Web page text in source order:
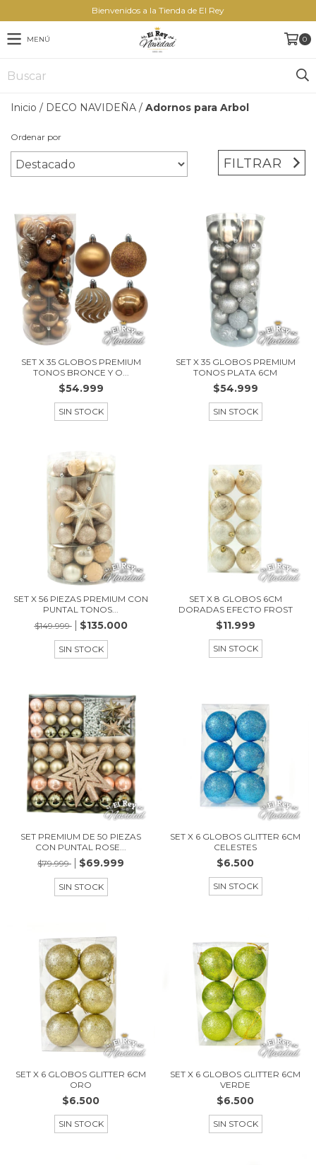
Bienvenidos a la Tienda de El Rey
MENÚ 0
Inicio / DECO NAVIDEÑA / Adornos para Arbol
Ordenar por
FILTRAR
SET X 35 GLOBOS PREMIUM
TONOS BRONCE Y O...
$54.999
SIN STOCK
SET X 35 GLOBOS PREMIUM
TONOS PLATA 6CM
$54.999
SIN STOCK
SET X 56 PIEZAS PREMIUM CON
PUNTAL TONOS...
$149.999
$135.000
SIN STOCK
SET X 8 GLOBOS 6CM
DORADAS EFECTO FROST
$11.999
SIN STOCK
SET PREMIUM DE 50 PIEZAS
CON PUNTAL ROSE...
$79.999
$69.999
SIN STOCK
SET X 6 GLOBOS GLITTER 6CM
CELESTES
$6.500
SIN STOCK
SET X 6 GLOBOS GLITTER 6CM
ORO
$6.500
SIN STOCK
SET X 6 GLOBOS GLITTER 6CM
VERDE
$6.500
SIN STOCK